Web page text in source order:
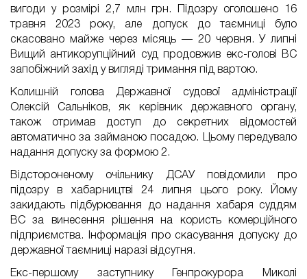
вигоди у розмірі 2,7 млн грн. Підозру оголошено 16
травня 2023 року, але допуск до таємниці було
скасовано майже через місяць — 20 червня. У липні
Вищий антикорупційний суд продовжив екс-голові ВС
запобіжний захід у вигляді тримання під вартою.
Колишній голова Державної судової адміністрації
Олексій Сальніков, як керівник державного органу,
також отримав доступ до секретних відомостей
автоматично за займаною посадою. Цьому передувало
надання допуску за формою 2.
Відстороненому очільнику ДСАУ повідомили про
підозру в хабарництві 24 липня цього року. Йому
закидають підбурювання до надання хабаря суддям
ВС за винесення рішення на користь комерційного
підприємства. Інформація про скасування допуску до
державної таємниці наразі відсутня.
Екс-першому заступнику Генпрокурора Миколі